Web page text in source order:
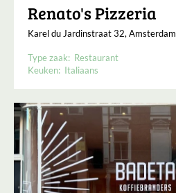
Renato's Pizzeria
Karel du Jardinstraat 32, Amsterdam
Type zaak: Restaurant
Keuken: Italiaans